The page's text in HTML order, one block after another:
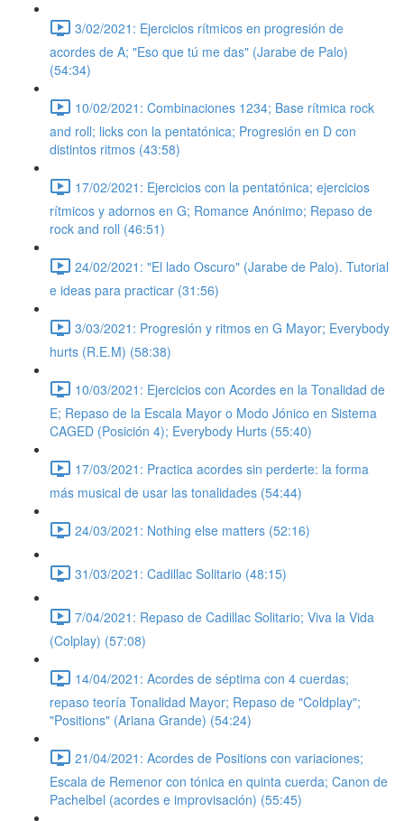
3/02/2021: Ejercicios rítmicos en progresión de
acordes de A; "Eso que tú me das" (Jarabe de Palo)
(54:34)
10/02/2021: Combinaciones 1234; Base rítmica rock
and roll; licks con la pentatónica; Progresión en D con
distintos ritmos (43:58)
17/02/2021: Ejercicios con la pentatónica; ejercicios
rítmicos y adornos en G; Romance Anónimo; Repaso de
rock and roll (46:51)
24/02/2021: "El lado Oscuro" (Jarabe de Palo). Tutorial
e ideas para practicar (31:56)
3/03/2021: Progresión y ritmos en G Mayor; Everybody
hurts (R.E.M) (58:38)
10/03/2021: Ejercicios con Acordes en la Tonalidad de
E; Repaso de la Escala Mayor o Modo Jónico en Sistema
CAGED (Posición 4); Everybody Hurts (55:40)
17/03/2021: Practica acordes sin perderte: la forma
más musical de usar las tonalidades (54:44)
24/03/2021: Nothing else matters (52:16)
31/03/2021: Cadillac Solitario (48:15)
7/04/2021: Repaso de Cadillac Solitario; Viva la Vida
(Colplay) (57:08)
14/04/2021: Acordes de séptima con 4 cuerdas;
repaso teoría Tonalidad Mayor; Repaso de "Coldplay";
"Positions" (Ariana Grande) (54:24)
21/04/2021: Acordes de Positions con variaciones;
Escala de Remenor con tónica en quinta cuerda; Canon de
Pachelbel (acordes e improvisación) (55:45)